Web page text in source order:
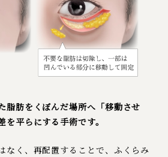
脂肪をくぼんだ場所へ「移動させ
を平らにする手術です。
なく、再配置することで、ふくらみ